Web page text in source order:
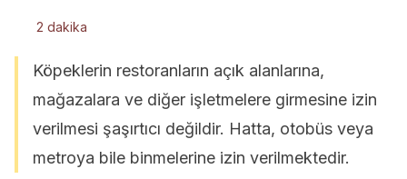
2 dakika
Köpeklerin restoranların açık alanlarına,
mağazalara ve diğer işletmelere girmesine izin
verilmesi şaşırtıcı değildir. Hatta, otobüs veya
metroya bile binmelerine izin verilmektedir.